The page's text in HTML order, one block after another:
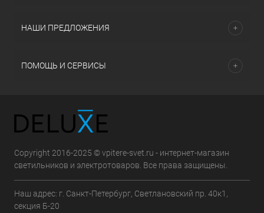
НАШИ ПРЕДЛОЖЕНИЯ
ПОМОЩЬ И СЕРВИСЫ
Copyright 2016-2025 © vpitere-svet.ru - интернет-магазин
светильников и электротоваров. Все права защищены.
Наш адрес: г. Санкт-Петербург, Светлановский пр. 40к1,
секция Б-20